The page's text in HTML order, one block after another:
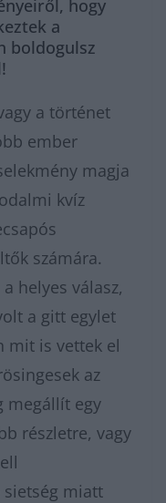
hogy
a
boldogulsz
a történet
ember
magja
kvíz
számára.
helyes válasz,
a gitt egylet
mit is vettek el
az
megállít egy
részletre, vagy
sietség miatt